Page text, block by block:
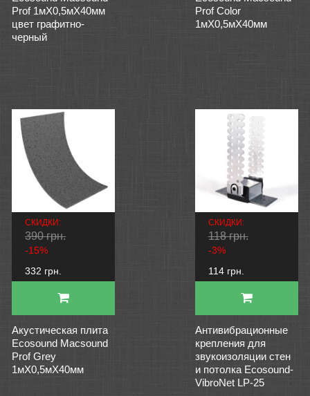
Prof 1мХ0,5мХ40мм
цвет графитно-
черный
Prof Color
1мХ0,5мХ40мм
СКИДКИ:
390 грн.
-15%
332 грн.
Акустическая плита
Ecosound Macsound
Prof Grey
1мХ0,5мХ40мм
СКИДКИ:
118 грн.
-3%
114 грн.
Антивибрационные
крепления для
звукоизоляции стен
и потолка Ecosound-
VibroNet LP-25